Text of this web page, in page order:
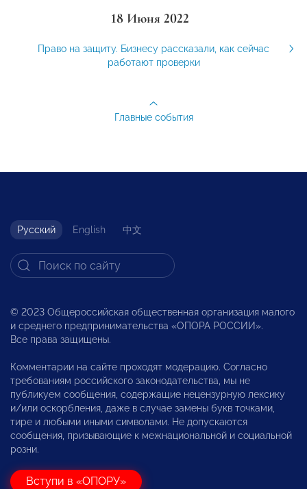
18 Июня 2022
Право на защиту. Бизнесу рассказали, как сейчас
работают проверки
Главные события
Русский English 中文
© 2023 Общероссийская общественная организация малого
и среднего предпринимательства «ОПОРА РОССИИ».
Все права защищены.
Комментарии на сайте проходят модерацию. Согласно
требованиям российского законодательства, мы не
публикуем сообщения, содержащие нецензурную лексику
и/или оскорбления, даже в случае замены букв точками,
тире и любыми иными символами. Не допускаются
сообщения, призывающие к межнациональной и социальной
розни.
Вступи в «ОПОРУ»